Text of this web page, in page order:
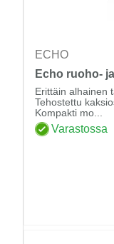
ECHO
Echo ruoho-
Erittäin alhainen
Tehostettu
Kompakti mo...
Varastossa